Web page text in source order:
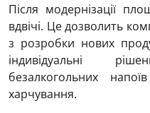
Після модернізації
вдвічі. Це дозволить
з розробки нових
індивідуальні
безалкогольних
харчування.